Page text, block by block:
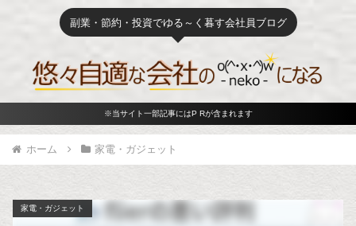
副業・節約・投資でゆる～く暮す会社員ブログ
※当サイト一部記事にはP Rが含まれます
ホーム 家電・ガジェット
家電・ガジェット